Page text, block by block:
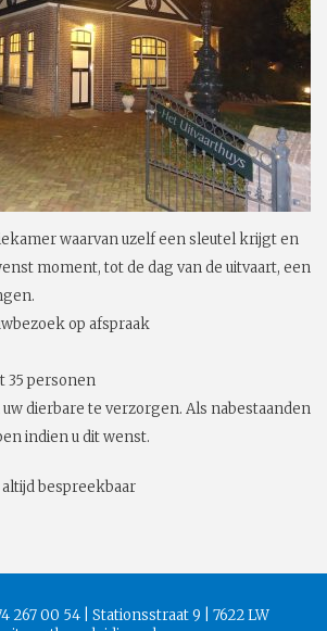
waarvan uzelf een sleutel krijgt en
moment, tot de dag van de uitvaart, een
op afspraak
35 personen
dierbare te verzorgen. Als nabestaanden
indien u dit wenst.
bespreekbaar
267 00 54 | Stationsstraat 9 | 7622 LW